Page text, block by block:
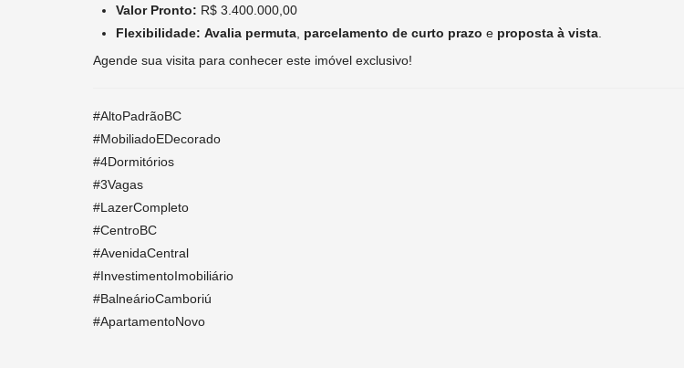
Valor Pronto: R$ 3.400.000,00
Flexibilidade: Avalia permuta parcelamento de curto prazo e proposta à vista
Agende sua visita para conhecer este imóvel exclusivo!
#AltoPadrãoBC
#MobiliadoEDecorado
#4Dormitórios
#3Vagas
#LazerCompleto
#CentroBC
#AvenidaCentral
#InvestimentoImobiliário
#BalneárioCamboriú
#ApartamentoNovo